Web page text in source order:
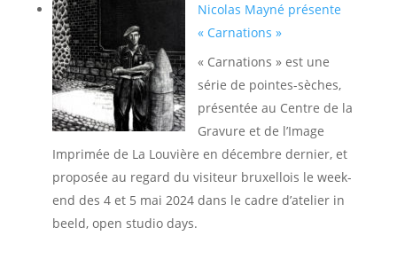
Nicolas Mayné présente
« Carnations »
« Carnations » est une
série de pointes-sèches,
présentée au Centre de la
Gravure et de l’Image
Imprimée de La Louvière en décembre dernier, et
proposée au regard du visiteur bruxellois le week-
end des 4 et 5 mai 2024 dans le cadre d’atelier in
beeld, open studio days.